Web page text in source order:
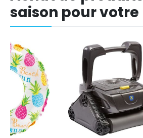
saison pour votre